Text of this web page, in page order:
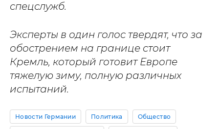
спецслужб.
Эксперты в один голос твердят, что за
обострением на границе стоит
Кремль, который готовит Европе
тяжелую зиму, полную различных
испытаний.
Новости Германии Политика Общество